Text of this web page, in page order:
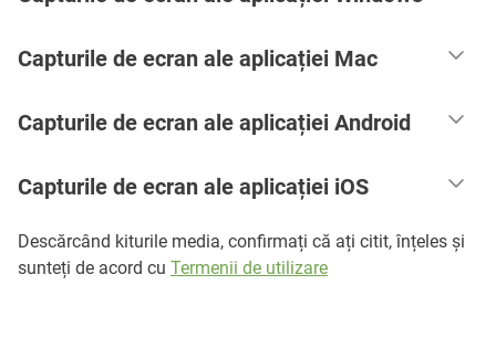
Capturile de ecran ale aplicației Mac
Capturile de ecran ale aplicației Android
Capturile de ecran ale aplicației iOS
Descărcând kiturile media, confirmați că ați citit, înțeles și
sunteți de acord cu Termenii de utilizare